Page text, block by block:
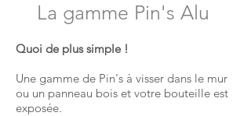
La gamme Pin's Alu
Quoi de plus simple !
Une gamme de Pin's à visser dans le mur
ou un panneau bois et votre bouteille est
exposée.